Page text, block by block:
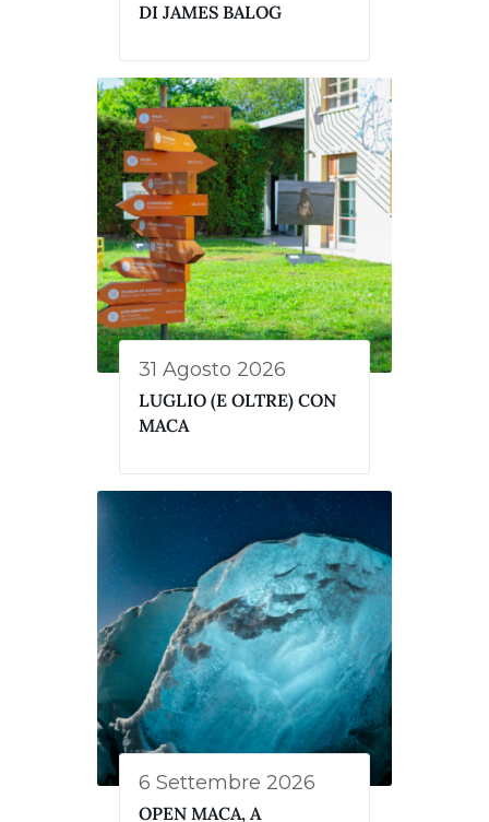
DI JAMES BALOG
31 Agosto 2026
LUGLIO (E OLTRE) CON
MACA
6 Settembre 2026
OPEN MACA, A